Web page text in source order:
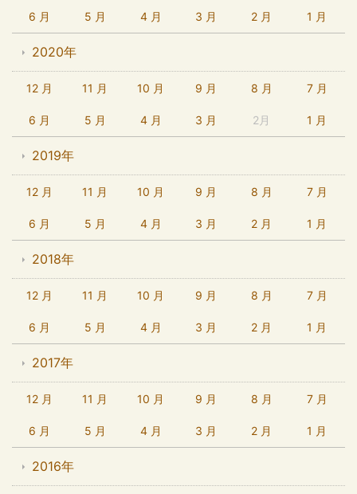
6 月 5 月 4 月 3 月 2 月 1 月
2020年
12 月 11 月 10 月 9 月 8 月 7 月
6 月 5 月 4 月 3 月 2月 1 月
2019年
12 月 11 月 10 月 9 月 8 月 7 月
6 月 5 月 4 月 3 月 2 月 1 月
2018年
12 月 11 月 10 月 9 月 8 月 7 月
6 月 5 月 4 月 3 月 2 月 1 月
2017年
12 月 11 月 10 月 9 月 8 月 7 月
6 月 5 月 4 月 3 月 2 月 1 月
2016年